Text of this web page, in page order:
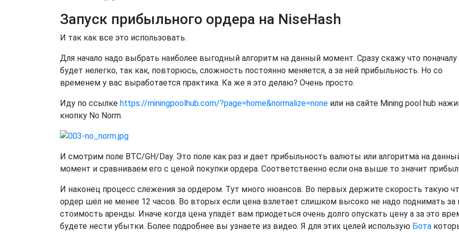
Запуск прибыльного ордера на NiseHash
И так как все это использовать.
Для начало надо выбрать наиболее выгодный алгоритм на данный момент. Сразу скажу что поначалу
будет нелегко, так как, повторюсь, сложность постоянно меняется, а за ней прибыльность. Но со
временем у вас выработается практика. Ка же я это делаю? Очень просто.
Иду по ссылке https://miningpoolhub.com/?page=home&normalize=none или на сайте Mining pool hub
кнопку No Norm.
И смотрим поле BTC/GH/Day. Это поле как раз и дает прибыльность валюты или алгоритма на
момент и сравниваем его с ценой покупки ордера. Соответственно если она выше то значит
И наконец процесс слежения за ордером. Тут много нюансов. Во первых держите скорость такую
ордер шёл не менее 12 часов. Во вторых если цена взлетает слишком высоко не надо поднимать за
стоимость аренды. Иначе когда цена упадёт вам приодеться очень долго опускать цену а за это
будете нести убытки. Более подробнее вы узнаете из видео. Я для этих целей использую Бота